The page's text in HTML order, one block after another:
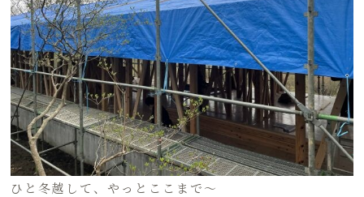
ひと冬越して、やっとここまで〜